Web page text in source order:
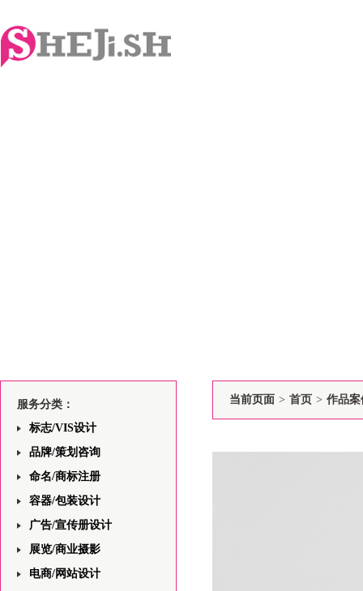
服务分类：
标志/VIS设计
品牌/策划咨询
命名/商标注册
容器/包装设计
广告/宣传册设计
展览/商业摄影
电商/网站设计
当前页面 > 首页 > 作品案